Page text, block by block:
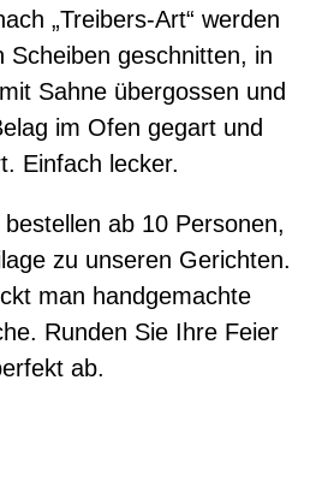
„Treibers-Art“ werden
Scheiben geschnitten, in
Sahne übergossen und
im Ofen gegart und
Einfach lecker.
ab 10 Personen,
zu unseren Gerichten.
man handgemachte
Runden Sie Ihre Feier
ab.